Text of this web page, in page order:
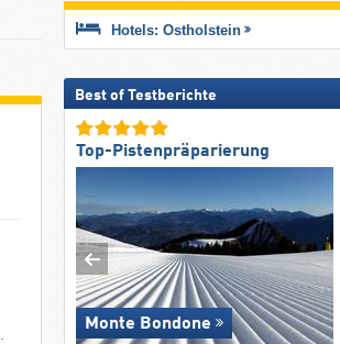
für
Hotels: Ostholstein
Best of Testberichte
Top-Pistenpräparierung
Monte Bondone